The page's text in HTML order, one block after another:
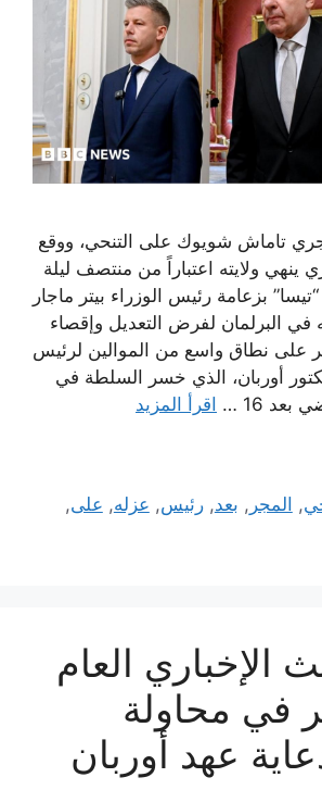
تاماش شويوك على التنحي، ووقع
ينهي ولايته اعتباراً من منتصف ليلة
بزعامة رئيس الوزراء بيتر ماجار
في البرلمان لفرض التعديل وإقصاء
على نطاق واسع من الموالين لرئيس
أوربان، الذي خسر السلطة في
16 …
اقرأ المزيد
, المجر , بعد,رئيس, عزله, على,
الإخباري العام
في محاولة
عهد أوربان